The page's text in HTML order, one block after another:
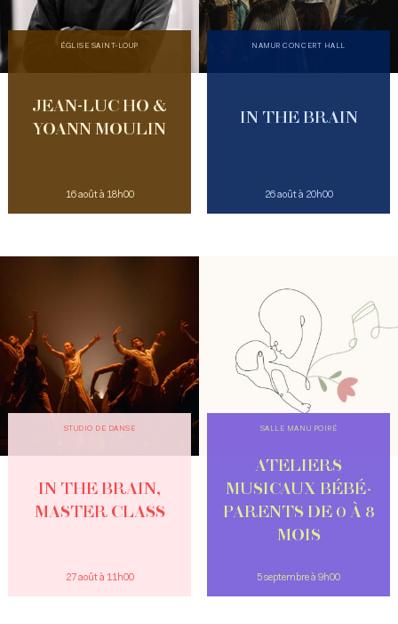
ÉGLISE SAINT-LOUP
JEAN-LUC HO &
YOANN MOULIN
16 août à 18h00
NAMUR CONCERT HALL
IN THE BRAIN
26 août à 20h00
STUDIO DE DANSE
IN THE BRAIN,
MASTER CLASS
27 août à 11h00
SALLE MANU POIRÉ
ATELIERS
MUSICAUX BÉBÉ-
PARENTS DE 0 À 8
MOIS
5 septembre à 9h00